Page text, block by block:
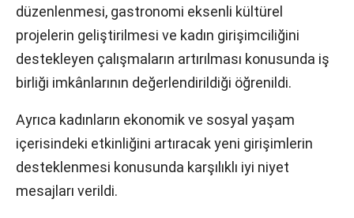
düzenlenmesi, gastronomi eksenli kültürel
projelerin geliştirilmesi ve kadın girişimciliğini
destekleyen çalışmaların artırılması konusunda iş
birliği imkânlarının değerlendirildiği öğrenildi.
Ayrıca kadınların ekonomik ve sosyal yaşam
içerisindeki etkinliğini artıracak yeni girişimlerin
desteklenmesi konusunda karşılıklı iyi niyet
mesajları verildi.